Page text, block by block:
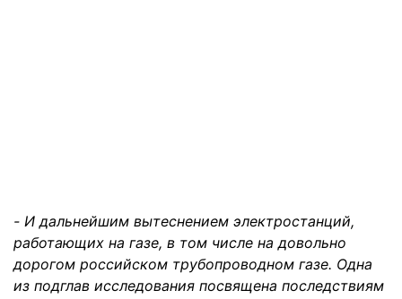
- И дальнейшим вытеснением электростанций,
работающих на газе, в том числе на довольно
дорогом российском трубопроводном газе. Одна
из подглав исследования посвящена последствиям